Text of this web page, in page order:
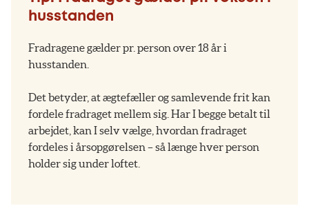
husstanden
Fradragene gælder pr. person over 18 år i
husstanden.
Det betyder, at ægtefæller og samlevende frit kan
fordele fradraget mellem sig. Har I begge betalt til
arbejdet, kan I selv vælge, hvordan fradraget
fordeles i årsopgørelsen – så længe hver person
holder sig under loftet.